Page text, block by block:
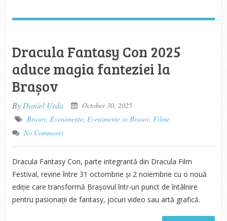
Dracula Fantasy Con 2025
aduce magia fanteziei la
Brașov
By Daniel Urda
October 30, 2025
Brasov, Evenimente, Evenimente in Brasov, Filme
No Comments
Dracula Fantasy Con, parte integrantă din Dracula Film
Festival, revine între 31 octombrie și 2 noiembrie cu o nouă
ediție care transformă Brașovul într-un punct de întâlnire
pentru pasionații de fantasy, jocuri video sau artă grafică.